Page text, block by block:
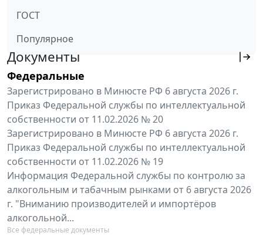
ГОСТ
Популярное
Документы
Федеральные
Зарегистрировано в Минюсте РФ 6 августа 2026 г.
Приказ Федеральной службы по интеллектуальной
собственности от 11.02.2026 № 20
Зарегистрировано в Минюсте РФ 6 августа 2026 г.
Приказ Федеральной службы по интеллектуальной
собственности от 11.02.2026 № 19
Информация Федеральной службы по контролю за
алкогольным и табачным рынками от 6 августа 2026
г. "Вниманию производителей и импортёров
алкогольной...
Все федеральные документы